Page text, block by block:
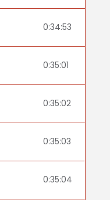
0:34:53
0:35:01
0:35:02
0:35:03
0:35:04